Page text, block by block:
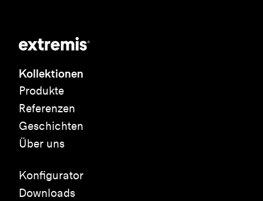
Kollektionen
Produkte
Referenzen
Geschichten
Über uns
Konfigurator
Downloads